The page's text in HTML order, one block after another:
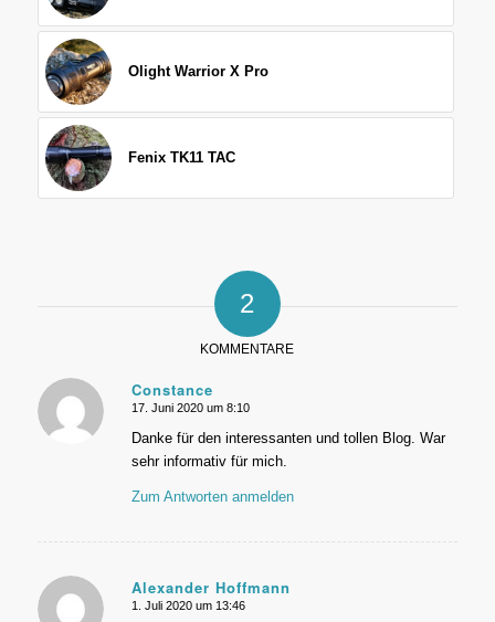
Olight Warrior X Pro
Fenix TK11 TAC
2
KOMMENTARE
Constance
sagte:
17. Juni 2020 um 8:10
Danke für den interessanten und tollen Blog. War
sehr informativ für mich.
Zum Antworten anmelden
Alexander Hoffmann
sagte:
1. Juli 2020 um 13:46